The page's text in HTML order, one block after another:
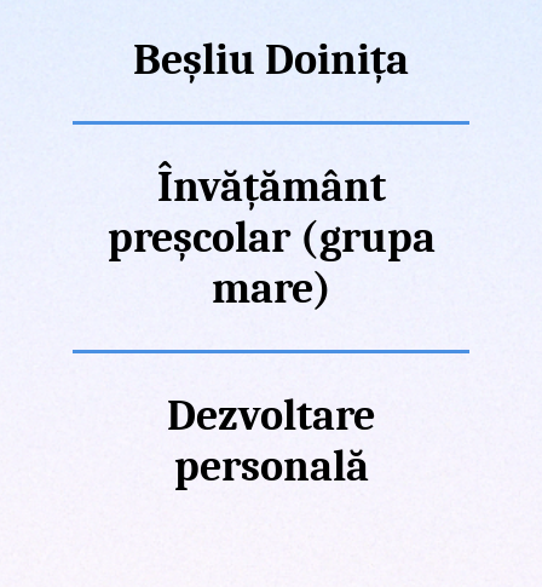
Beșliu Doinița
Învățământ
preșcolar (grupa
mare)
Dezvoltare
personală